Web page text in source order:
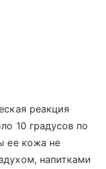
реакция
10 градусов по
ее кожа не
напитками